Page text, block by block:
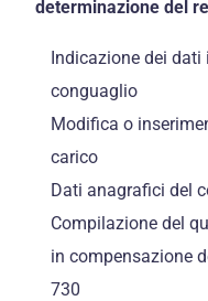
determinazione del
Indicazione dei
conguaglio
Modifica o
carico
Dati anagrafici del
Compilazione del
in compensazione
730